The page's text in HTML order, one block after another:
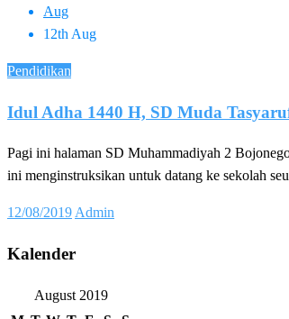
Aug
12th Aug
Pendidikan
Idul Adha 1440 H, SD Muda
Pagi ini halaman SD Muhammadiyah 2
ini menginstruksikan untuk datang ke sekolah
Posted
12/08/2019 Admin
Kalender
August 2019